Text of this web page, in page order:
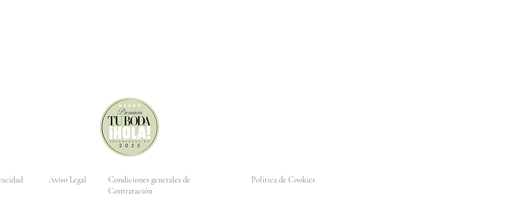
Aviso Legal
Condiciones generales de
Contratación
Política de Cookies